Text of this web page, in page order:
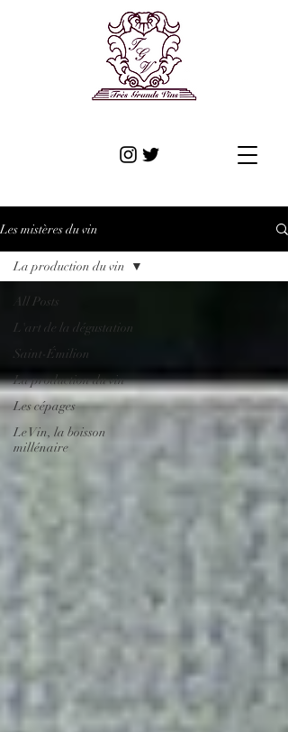
Les mistères du vin
All Posts
L'art de la dégustation
Saint-Émilion
La production du vin
Les cépages
Le Vin, la boisson
millénaire
La production du vin